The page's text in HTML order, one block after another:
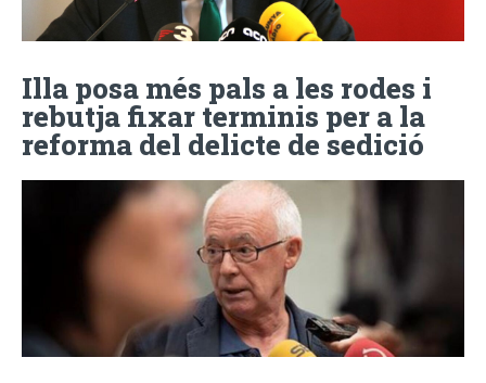
Illa posa més pals a les rodes i
rebutja fixar terminis per a la
reforma del delicte de sedició